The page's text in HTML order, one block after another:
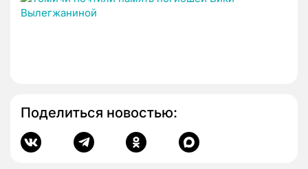
Поделиться новостью: